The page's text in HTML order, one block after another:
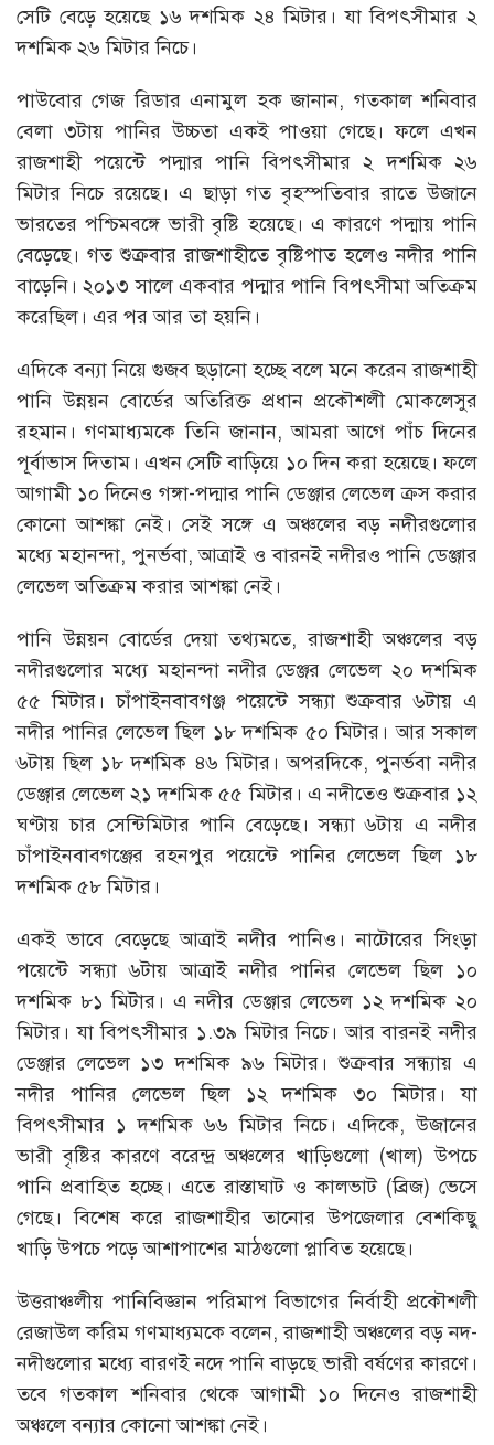
সেটি বেড়ে হয়েছে ১৬ দশমিক ২৪ মিটার। যা বিপৎসীমার ২
দশমিক ২৬ মিটার নিচে।
পাউবোর গেজ রিডার এনামুল হক জানান, গতকাল শনিবার
বেলা ৩টায় পানির উচ্চতা একই পাওয়া গেছে। ফলে এখন
রাজশাহী পয়েন্টে পদ্মার পানি বিপৎসীমার ২ দশমিক ২৬
মিটার নিচে রয়েছে। এ ছাড়া গত বৃহস্পতিবার রাতে উজানে
ভারতের পশ্চিমবঙ্গে ভারী বৃষ্টি হয়েছে। এ কারণে পদ্মায় পানি
বেড়েছে। গত শুক্রবার রাজশাহীতে বৃষ্টিপাত হলেও নদীর পানি
বাড়েনি। ২০১৩ সালে একবার পদ্মার পানি বিপৎসীমা অতিক্রম
করেছিল। এর পর আর তা হয়নি।
এদিকে বন্যা নিয়ে গুজব ছড়ানো হচ্ছে বলে মনে করেন রাজশাহী
পানি উন্নয়ন বোর্ডের অতিরিক্ত প্রধান প্রকৌশলী মোকলেসুর
রহমান। গণমাধ্যমকে তিনি জানান, আমরা আগে পাঁচ দিনের
পূর্বাভাস দিতাম। এখন সেটি বাড়িয়ে ১০ দিন করা হয়েছে। ফলে
আগামী ১০ দিনেও গঙ্গা-পদ্মার পানি ডেঞ্জার লেভেল ক্রস করার
কোনো আশঙ্কা নেই। সেই সঙ্গে এ অঞ্চলের বড় নদীরগুলোর
মধ্যে মহানন্দা, পুনর্ভবা, আত্রাই ও বারনই নদীরও পানি ডেঞ্জার
লেভেল অতিক্রম করার আশঙ্কা নেই।
পানি উন্নয়ন বোর্ডের দেয়া তথ্যমতে, রাজশাহী অঞ্চলের বড়
নদীরগুলোর মধ্যে মহানন্দা নদীর ডেঞ্জর লেভেল ২০ দশমিক
৫৫ মিটার। চাঁপাইনবাবগঞ্জ পয়েন্টে সন্ধ্যা শুক্রবার ৬টায় এ
নদীর পানির লেভেল ছিল ১৮ দশমিক ৫০ মিটার। আর সকাল
৬টায় ছিল ১৮ দশমিক ৪৬ মিটার। অপরদিকে, পুনর্ভবা নদীর
ডেঞ্জার লেভেল ২১ দশমিক ৫৫ মিটার। এ নদীতেও শুক্রবার ১২
ঘণ্টায় চার সেন্টিমিটার পানি বেড়েছে। সন্ধ্যা ৬টায় এ নদীর
চাঁপাইনবাবগঞ্জের রহনপুর পয়েন্টে পানির লেভেল ছিল ১৮
দশমিক ৫৮ মিটার।
একই ভাবে বেড়েছে আত্রাই নদীর পানিও। নাটোরের সিংড়া
পয়েন্টে সন্ধ্যা ৬টায় আত্রাই নদীর পানির লেভেল ছিল ১০
দশমিক ৮১ মিটার। এ নদীর ডেঞ্জার লেভেল ১২ দশমিক ২০
মিটার। যা বিপৎসীমার ১.৩৯ মিটার নিচে। আর বারনই নদীর
ডেঞ্জার লেভেল ১৩ দশমিক ৯৬ মিটার। শুক্রবার সন্ধ্যায় এ
নদীর পানির লেভেল ছিল ১২ দশমিক ৩০ মিটার। যা
বিপৎসীমার ১ দশমিক ৬৬ মিটার নিচে। এদিকে, উজানের
ভারী বৃষ্টির কারণে বরেন্দ্র অঞ্চলের খাড়িগুলো (খাল) উপচে
পানি প্রবাহিত হচ্ছে। এতে রাস্তাঘাট ও কালভাট (ব্রিজ) ভেসে
গেছে। বিশেষ করে রাজশাহীর তানোর উপজেলার বেশকিছু
খাড়ি উপচে পড়ে আশাপাশের মাঠগুলো প্লাবিত হয়েছে।
উত্তরাঞ্চলীয় পানিবিজ্ঞান পরিমাপ বিভাগের নির্বাহী প্রকৌশলী
রেজাউল করিম গণমাধ্যমকে বলেন, রাজশাহী অঞ্চলের বড় নদ-
নদীগুলোর মধ্যে বারণই নদে পানি বাড়ছে ভারী বর্ষণের কারণে।
তবে গতকাল শনিবার থেকে আগামী ১০ দিনেও রাজশাহী
অঞ্চলে বন্যার কোনো আশঙ্কা নেই।